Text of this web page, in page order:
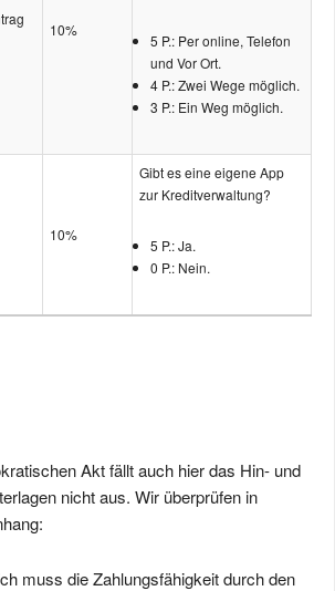
10%
5 P.: Per online, Telefon
und Vor Ort.
4 P.: Zwei Wege möglich.
3 P.: Ein Weg möglich.
10%
Gibt es eine eigene App
zur Kredit­verwaltung?
5 P.: Ja.
0 P.: Nein.
Akt fällt auch hier das Hin- und
nicht aus. Wir überprüfen in
muss die Zahlungsfähigkeit durch den